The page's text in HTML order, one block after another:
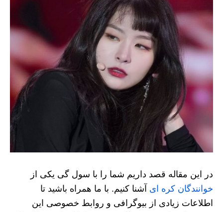
در این مقاله قصد داریم شما را با سول گی یکی از
خوانندگان کره ای آشنا کنیم. با ما همراه باشید تا
اطلاعات زیادی از بیوگرافی و روابط خصوصی این